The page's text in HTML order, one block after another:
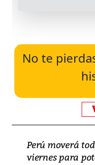
No te
Perú moverá
viernes para